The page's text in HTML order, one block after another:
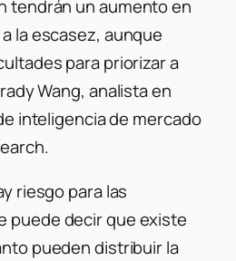
tendrán un aumento en
la escasez, aunque
para priorizar a
Wang, analista en
inteligencia de mercado
riesgo para las
puede decir que existe
pueden distribuir la